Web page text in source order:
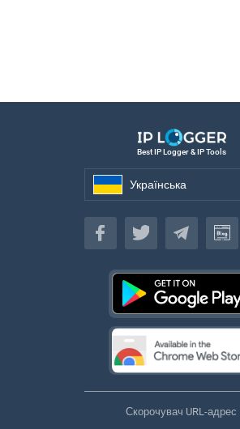
Best IP Logger & IP Tools
Українська
Українська
Скорочувач URL-адрес